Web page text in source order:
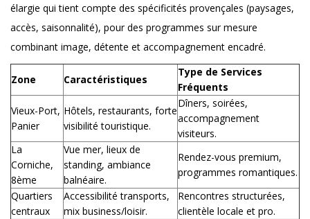
élargie qui tient compte des spécificités provençales (paysages,
accès, saisonnalité), pour des programmes sur mesure
combinant image, détente et accompagnement encadré.
Zone Caractéristiques
Type de Services
Fréquents
Vieux-Port,
Panier
Hôtels, restaurants, forte
visibilité touristique.
Dîners, soirées,
accompagnement
visiteurs.
La
Corniche,
8ème
Vue mer, lieux de
standing, ambiance
balnéaire.
Rendez-vous premium,
programmes romantiques.
Quartiers
centraux
Accessibilité transports,
mix business/loisir.
Rencontres structurées,
clientèle locale et pro.